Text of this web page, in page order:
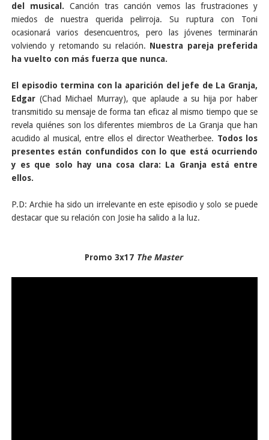
del musical. Canción tras canción vemos las frustraciones y
miedos de nuestra querida pelirroja. Su ruptura con Toni
ocasionará varios desencuentros, pero las jóvenes terminarán
volviendo y retomando su relación. Nuestra pareja preferida
ha vuelto con más fuerza que nunca.
El episodio termina con la aparición del jefe de La Granja,
Edgar (Chad Michael Murray), que aplaude a su hija por haber
transmitido su mensaje de forma tan eficaz al mismo tiempo que se
revela quiénes son los diferentes miembros de La Granja que han
acudido al musical, entre ellos el director Weatherbee. Todos los
presentes están confundidos con lo que está ocurriendo
y es que solo hay una cosa clara: La Granja está entre
ellos.
P.D: Archie ha sido un irrelevante en este episodio y solo se puede
destacar que su relación con Josie ha salido a la luz.
Promo 3x17 The Master